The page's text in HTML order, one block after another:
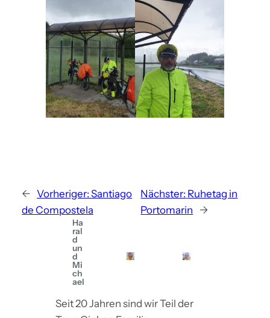
← Vorheriger: Santiago
de Compostela
Nächster: Ruhetag in
Portomarin
→
Ha
ral
d
un
d
Mi
ch
ael
Seit 20 Jahren sind wir Teil der